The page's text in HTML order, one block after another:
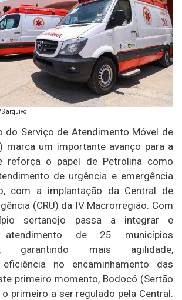
arquivo
do Serviço de Atendimento Móvel de
marca um importante avanço para a
reforça o papel de Petrolina como
de urgência e emergência
com a implantação da Central de
(CRU) da IV Macrorregião. Com
sertanejo passa a integrar e
de 25 municípios
garantindo mais agilidade,
no encaminhamento das
primeiro momento, Bodocó (Sertão
primeiro a ser regulado pela Central.